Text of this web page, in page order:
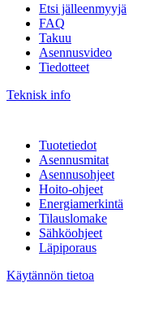
Etsi jälleenmyyjä
FAQ
Takuu
Asennusvideo
Tiedotteet
Teknisk info
Tuotetiedot
Asennusmitat
Asennusohjeet
Hoito-ohjeet
Energiamerkintä
Tilauslomake
Sähköohjeet
Läpiporaus
Käytännön tietoa